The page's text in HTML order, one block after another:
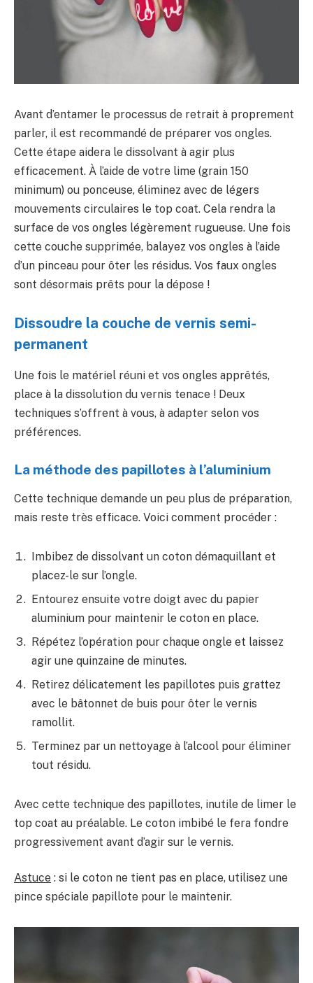
Avant d’entamer le processus de retrait à proprement
parler, il est recommandé de préparer vos ongles.
Cette étape aidera le dissolvant à agir plus
efficacement. À l’aide de votre lime (grain 150
minimum) ou ponceuse, éliminez avec de légers
mouvements circulaires le top coat. Cela rendra la
surface de vos ongles légèrement rugueuse. Une fois
cette couche supprimée, balayez vos ongles à l’aide
d’un pinceau pour ôter les résidus. Vos faux ongles
sont désormais prêts pour la dépose !
Dissoudre la couche de vernis semi-
permanent
Une fois le matériel réuni et vos ongles apprêtés,
place à la dissolution du vernis tenace ! Deux
techniques s’offrent à vous, à adapter selon vos
préférences.
La méthode des papillotes à l’aluminium
Cette technique demande un peu plus de préparation,
mais reste très efficace. Voici comment procéder :
Imbibez de dissolvant un coton démaquillant et
placez-le sur l’ongle.
Entourez ensuite votre doigt avec du papier
aluminium pour maintenir le coton en place.
Répétez l’opération pour chaque ongle et laissez
agir une quinzaine de minutes.
Retirez délicatement les papillotes puis grattez
avec le bâtonnet de buis pour ôter le vernis
ramollit.
Terminez par un nettoyage à l’alcool pour éliminer
tout résidu.
Avec cette technique des papillotes, inutile de limer le
top coat au préalable. Le coton imbibé le fera fondre
progressivement avant d’agir sur le vernis.
Astuce : si le coton ne tient pas en place, utilisez une
pince spéciale papillote pour le maintenir.